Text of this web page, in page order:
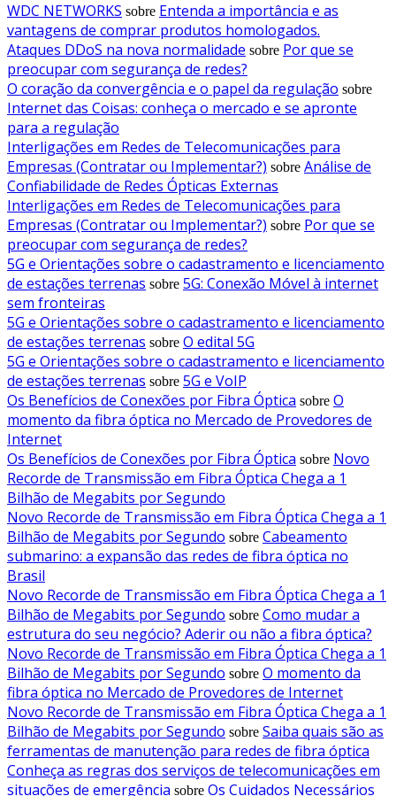
WDC NETWORKS sobre Entenda a importância e as
vantagens de comprar produtos homologados.
Ataques DDoS na nova normalidade sobre Por que se
preocupar com segurança de redes?
O coração da convergência e o papel da regulação sobre
Internet das Coisas: conheça o mercado e se apronte
para a regulação
Interligações em Redes de Telecomunicações para
Empresas (Contratar ou Implementar?) sobre Análise de
Confiabilidade de Redes Ópticas Externas
Interligações em Redes de Telecomunicações para
Empresas (Contratar ou Implementar?) sobre Por que se
preocupar com segurança de redes?
5G e Orientações sobre o cadastramento e licenciamento
de estações terrenas sobre 5G: Conexão Móvel à internet
sem fronteiras
5G e Orientações sobre o cadastramento e licenciamento
de estações terrenas sobre O edital 5G
5G e Orientações sobre o cadastramento e licenciamento
de estações terrenas sobre 5G e VoIP
Os Benefícios de Conexões por Fibra Óptica sobre O
momento da fibra óptica no Mercado de Provedores de
Internet
Os Benefícios de Conexões por Fibra Óptica sobre Novo
Recorde de Transmissão em Fibra Óptica Chega a 1
Bilhão de Megabits por Segundo
Novo Recorde de Transmissão em Fibra Óptica Chega a 1
Bilhão de Megabits por Segundo sobre Cabeamento
submarino: a expansão das redes de fibra óptica no
Brasil
Novo Recorde de Transmissão em Fibra Óptica Chega a 1
Bilhão de Megabits por Segundo sobre Como mudar a
estrutura do seu negócio? Aderir ou não a fibra óptica?
Novo Recorde de Transmissão em Fibra Óptica Chega a 1
Bilhão de Megabits por Segundo sobre O momento da
fibra óptica no Mercado de Provedores de Internet
Novo Recorde de Transmissão em Fibra Óptica Chega a 1
Bilhão de Megabits por Segundo sobre Saiba quais são as
ferramentas de manutenção para redes de fibra óptica
Conheça as regras dos serviços de telecomunicações em
situações de emergência sobre Os Cuidados Necessários